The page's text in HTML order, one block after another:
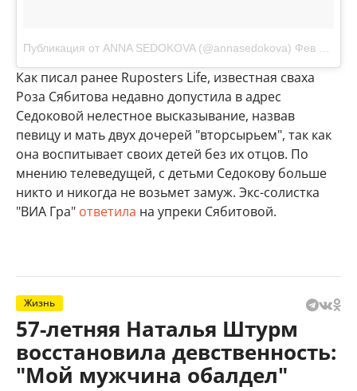
Публикация от ANNA SEDOKOVA (@annasedokova) Фев 13 2017 в 4:24 PST
Как писал ранее Ruposters Life, известная сваха
Роза Сябитова недавно допустила в адрес
Седоковой нелестное высказывание, назвав
певицу и мать двух дочерей "вторсырьем", так как
она воспитывает своих детей без их отцов. По
мнению телеведущей, с детьми Седокову больше
никто и никогда не возьмет замуж. Экс-солистка
"ВИА Гра" ответила на упреки Сябитовой.
Жизнь
57-летняя Наталья Штурм
восстановила девственность:
"Мой мужчина обалдел"